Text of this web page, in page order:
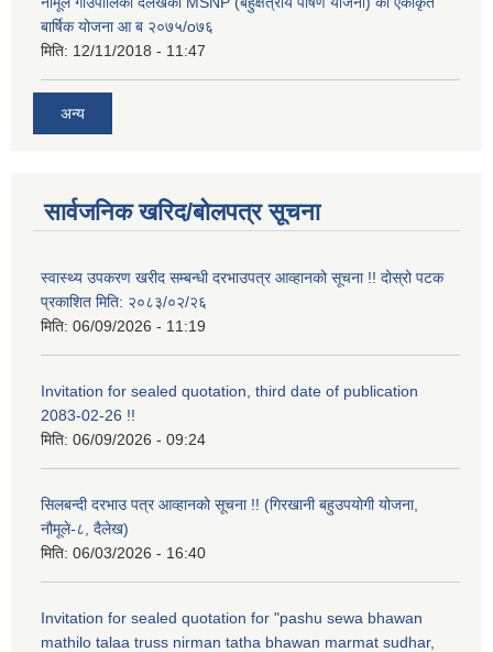
बार्षिक योजना आ ब २०७५/o७६
मिति: 12/11/2018 - 11:47
अन्य
सार्वजनिक खरिद/बोलपत्र सूचना
स्वास्थ्य उपकरण खरीद सम्बन्धी दरभाउपत्र आव्हानको सूचना !! दोस्रो पटक
प्रकाशित मिति: २०८३/०२/२६
मिति: 06/09/2026 - 11:19
Invitation for sealed quotation, third date of publication
2083-02-26 !!
मिति: 06/09/2026 - 09:24
सिलबन्दी दरभाउ पत्र आव्हानको सूचना !! (गिरखानी बहुउपयोगी योजना,
नौमूले-८, दैलेख)
मिति: 06/03/2026 - 16:40
Invitation for sealed quotation for "pashu sewa bhawan
mathilo talaa truss nirman tatha bhawan marmat sudhar,